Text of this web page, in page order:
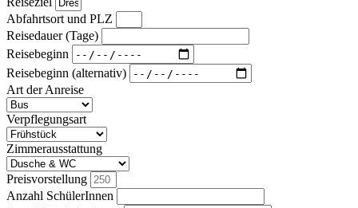
Abfahrtsort und PLZ
Reisedauer (Tage)
Reisebeginn
Reisebeginn (alternativ)
Art der Anreise
Verpflegungsart
Zimmerausstattung
Preisvorstellung
Anzahl SchülerInnen